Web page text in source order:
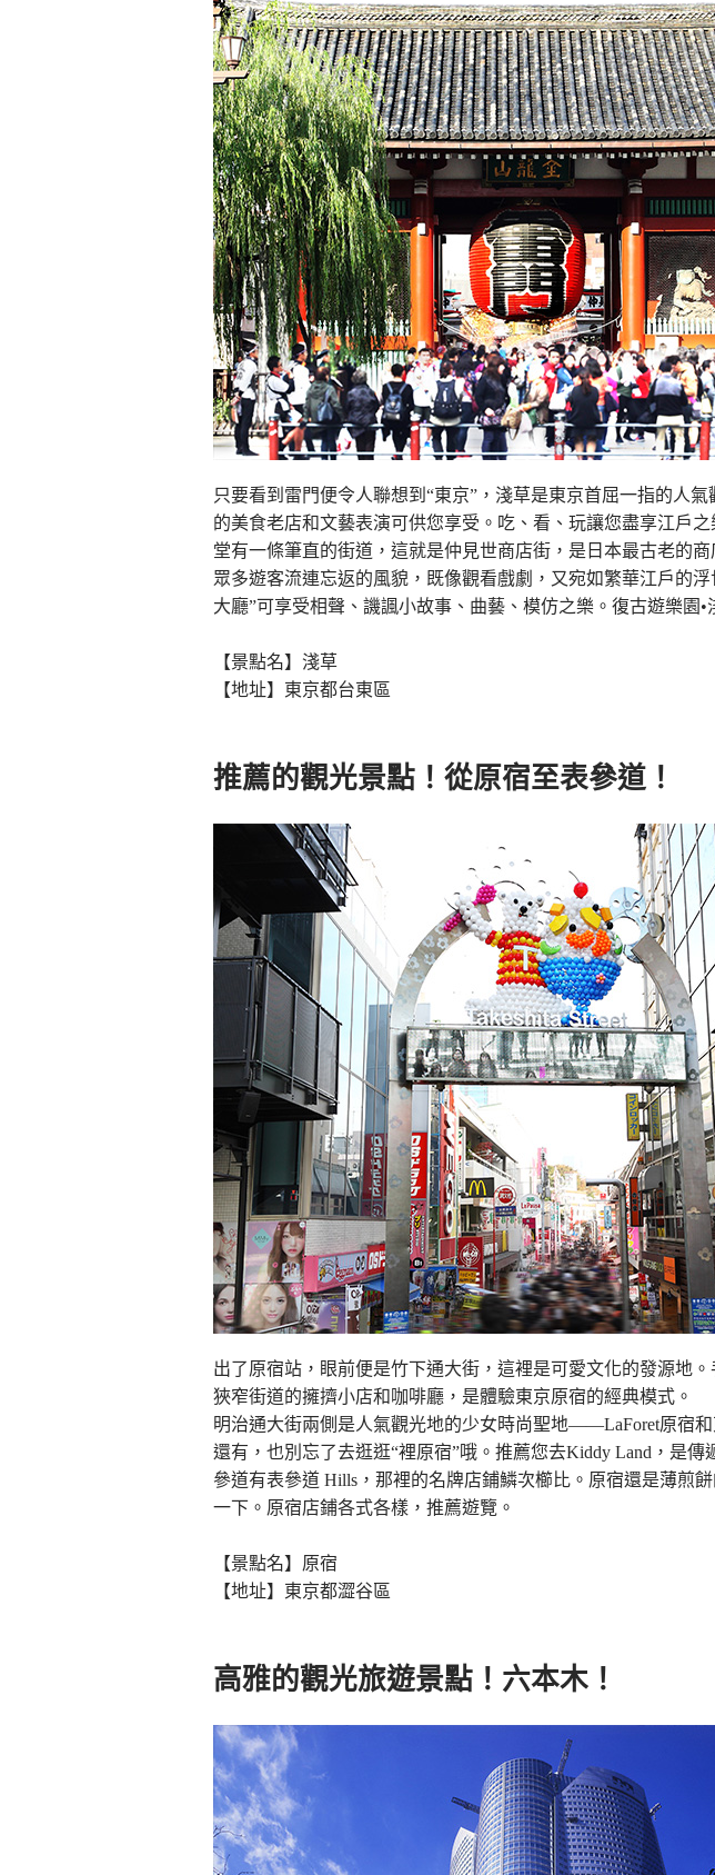
只要看到雷門便令人聯想到“東京”，淺草是東京首屈一指的人
的美食老店和文藝表演可供您享受。吃、看、玩讓您盡享江戶
堂有一條筆直的街道，這就是仲見世商店街，是日本最古老的
眾多遊客流連忘返的風貌，既像觀看戲劇，又宛如繁華江戶的
大廳”可享受相聲、譏諷小故事、曲藝、模仿之樂。復古遊樂園•
【景點名】淺草
【地址】東京都台東區
推薦的觀光景點！從原宿至表參道！
出了原宿站，眼前便是竹下通大街，這裡是可愛文化的發源地
狹窄街道的擁擠小店和咖啡廳，是體驗東京原宿的經典模式。
明治通大街兩側是人氣觀光地的少女時尚聖地——LaForet原宿和
還有，也別忘了去逛逛“裡原宿”哦。推薦您去Kiddy Land，是傳
參道有表參道 Hills，那裡的名牌店鋪鱗次櫛比。原宿還是薄煎
一下。原宿店鋪各式各樣，推薦遊覽。
【景點名】原宿
【地址】東京都澀谷區
高雅的觀光旅遊景點！六本木！